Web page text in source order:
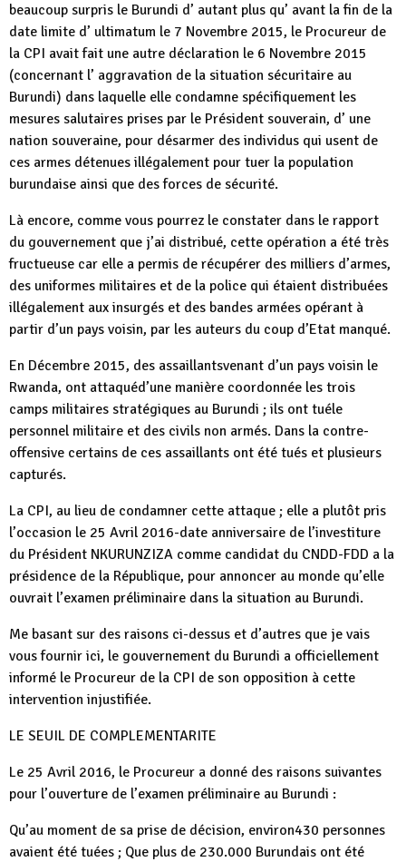
beaucoup surpris le Burundi d’ autant plus qu’ avant la fin de la
date limite d’ ultimatum le 7 Novembre 2015, le Procureur de
la CPI avait fait une autre déclaration le 6 Novembre 2015
(concernant l’ aggravation de la situation sécuritaire au
Burundi) dans laquelle elle condamne spécifiquement les
mesures salutaires prises par le Président souverain, d’ une
nation souveraine, pour désarmer des individus qui usent de
ces armes détenues illégalement pour tuer la population
burundaise ainsi que des forces de sécurité.
Là encore, comme vous pourrez le constater dans le rapport
du gouvernement que j’ai distribué, cette opération a été très
fructueuse car elle a permis de récupérer des milliers d’armes,
des uniformes militaires et de la police qui étaient distribuées
illégalement aux insurgés et des bandes armées opérant à
partir d’un pays voisin, par les auteurs du coup d’Etat manqué.
En Décembre 2015, des assaillantsvenant d’un pays voisin le
Rwanda, ont attaquéd’une manière coordonnée les trois
camps militaires stratégiques au Burundi ; ils ont tuéle
personnel militaire et des civils non armés. Dans la contre-
offensive certains de ces assaillants ont été tués et plusieurs
capturés.
La CPI, au lieu de condamner cette attaque ; elle a plutôt pris
l’occasion le 25 Avril 2016-date anniversaire de l’investiture
du Président NKURUNZIZA comme candidat du CNDD-FDD a la
présidence de la République, pour annoncer au monde qu’elle
ouvrait l’examen préliminaire dans la situation au Burundi.
Me basant sur des raisons ci-dessus et d’autres que je vais
vous fournir ici, le gouvernement du Burundi a officiellement
informé le Procureur de la CPI de son opposition à cette
intervention injustifiée.
LE SEUIL DE COMPLEMENTARITE
Le 25 Avril 2016, le Procureur a donné des raisons suivantes
pour l’ouverture de l’examen préliminaire au Burundi :
Qu’au moment de sa prise de décision, environ430 personnes
avaient été tuées ; Que plus de 230.000 Burundais ont été